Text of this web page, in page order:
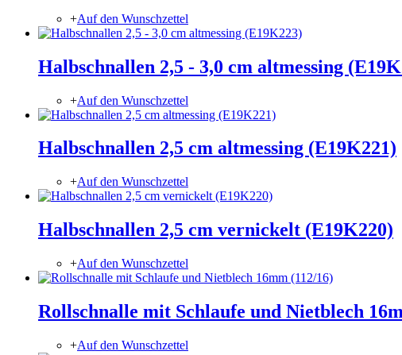
+Auf den Wunschzettel
Halbschnallen 2,5 - 3,0 cm altmessing
+Auf den Wunschzettel
Halbschnallen 2,5 cm altmessing (E19K221)
+Auf den Wunschzettel
Halbschnallen 2,5 cm vernickelt (E19K220)
+Auf den Wunschzettel
Rollschnalle mit Schlaufe und Nietblech
+Auf den Wunschzettel